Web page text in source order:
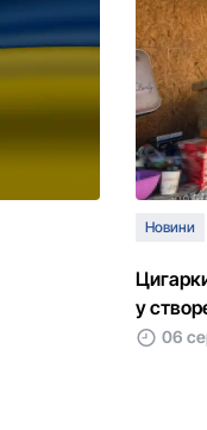
Новини
у
06